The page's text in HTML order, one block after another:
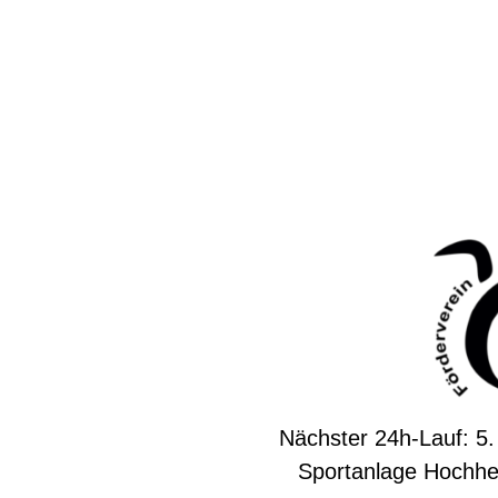
Nächster 24h-Lauf:
Sportanlage